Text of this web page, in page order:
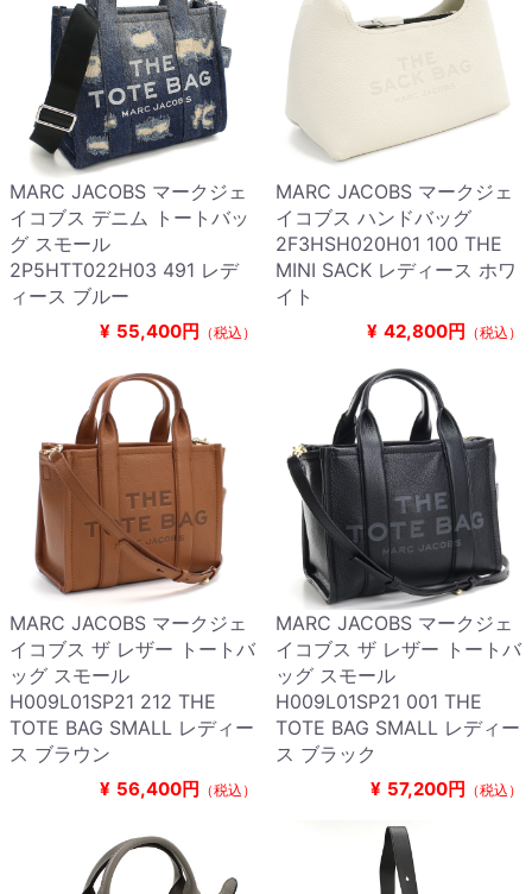
MARC JACOBS マークジェ
イコブス デニム トートバッ
グ スモール
2P5HTT022H03 491 レデ
ィース ブルー
¥ 55,400円 （税込）
MARC JACOBS マークジェ
イコブス ハンドバッグ
2F3HSH020H01 100 THE
MINI SACK レディース ホワ
イト
¥ 42,800円 （税込）
MARC JACOBS マークジェ
イコブス ザ レザー トートバ
ッグ スモール
H009L01SP21 212 THE
TOTE BAG SMALL レディー
ス ブラウン
¥ 56,400円 （税込）
MARC JACOBS マークジェ
イコブス ザ レザー トートバ
ッグ スモール
H009L01SP21 001 THE
TOTE BAG SMALL レディー
ス ブラック
¥ 57,200円 （税込）